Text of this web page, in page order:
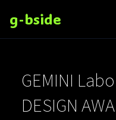
g-bside
GEMINI
DESIGN